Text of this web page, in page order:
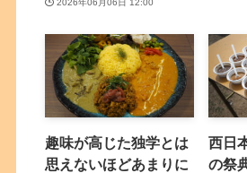
2026年06月06日 12:00
趣味が高じた独学とは
思えないほどあまりに
西日
の祭